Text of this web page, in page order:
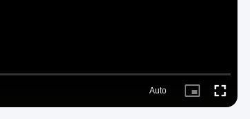
Auto
Picture- Fullscreen